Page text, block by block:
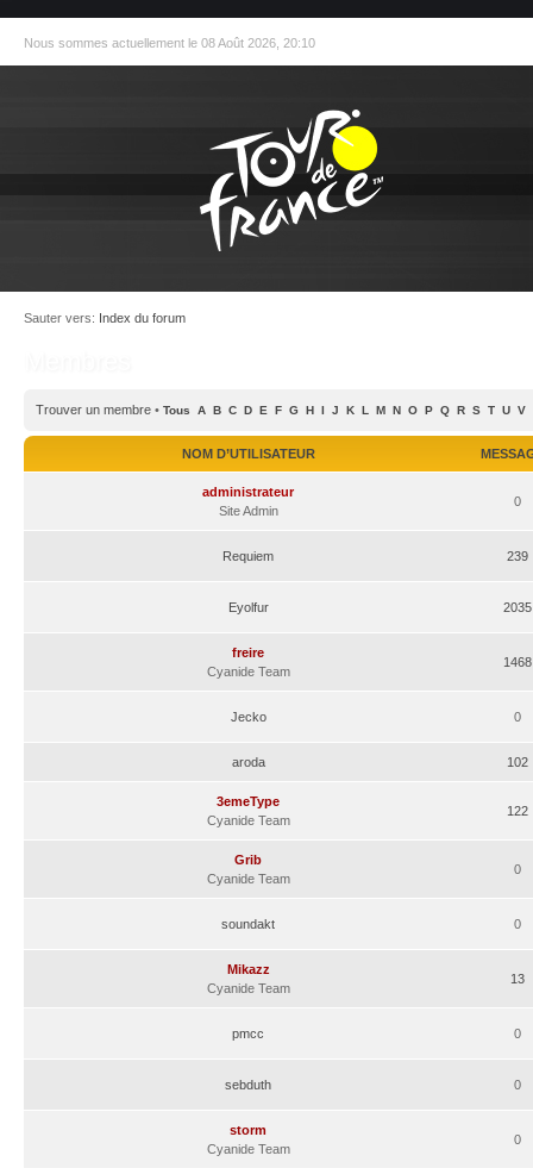
Nous sommes actuellement le 08 Août 2026, 20:10
Sauter vers: Index du forum
Trouver un membre • Tous A B C D E F G H I J K L M N O P Q R S T U V
NOM D’UTILISATEUR
administrateur
Site Admin
0
Requiem 239
Eyolfur 2035
freire
Cyanide Team
1468
Jecko 0
aroda 102
3emeType
Cyanide Team
122
Grib
Cyanide Team
0
soundakt 0
Mikazz
Cyanide Team
13
pmcc 0
sebduth 0
storm
Cyanide Team
0